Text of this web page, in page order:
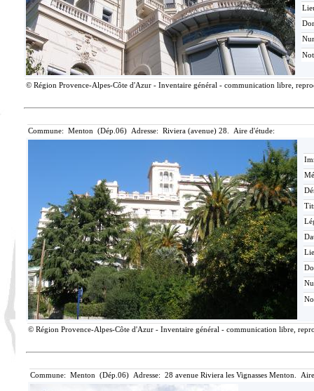
© Région Provence-Alpes-Côte d'Azur - Inventaire général - communication libre,
Commune: Menton (Dép.06) Adresse: Riviera (avenue) 28. Aire d'étude:
© Région Provence-Alpes-Côte d'Azur - Inventaire général - communication libre,
Commune: Menton (Dép.06) Adresse: 28 avenue Riviera les Vignasses Menton.